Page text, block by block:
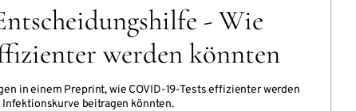
- Wie
werden könnten
in einem Preprint, wie COVID-19-Tests effizienter werden
beitragen könnten.